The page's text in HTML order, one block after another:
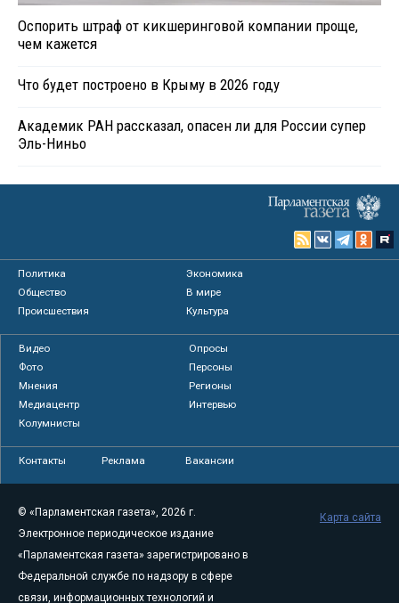
Оспорить штраф от кикшеринговой компании проще,
чем кажется
Что будет построено в Крыму в 2026 году
Академик РАН рассказал, опасен ли для России супер
Эль-Ниньо
Политика
Экономика
Общество
В мире
Происшествия
Культура
Видео
Опросы
Фото
Персоны
Мнения
Регионы
Медиацентр
Интервью
Колумнисты
Контакты Реклама Вакансии
© «Парламентская газета», 2026 г.
Электронное периодическое издание
«Парламентская газета» зарегистрировано в
Федеральной службе по надзору в сфере
связи, информационных технологий и
Карта сайта